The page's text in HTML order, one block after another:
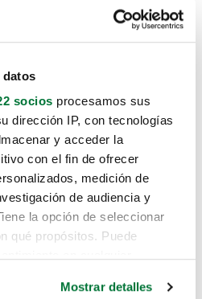
datos
socios procesamos sus
dirección IP, con tecnologías
y acceder la
con el fin de ofrecer
medición de
de audiencia y
la opción de seleccionar
qué propósitos. Puede
Mostrar detalles
sabemos como
hasta aquí.
el coche que estás
estos enlaces: